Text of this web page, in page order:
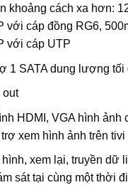
khoảng cách xa hơn:
với cáp đồng RG6,
với cáp UTP
1 SATA dung lượng tối
out
HDMI, VGA hình ảnh
xem hình ảnh trên
xem lại, truyền dữ
sát tại cùng một thời